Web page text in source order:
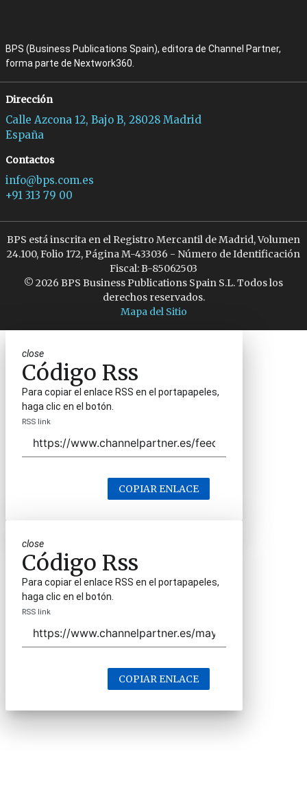
BPS (Business Publications Spain), editora de Channel Partner,
forma parte de Nextwork360.
Dirección
Calle Azcona 12, Bajo B, 28028 Madrid
España
Contactos
info@bps.com.es
+91 313 79 00
BPS está inscrita en el Registro Mercantil de Madrid, Volumen
24.100, Folio 172, Página M-433036 - Número de Identificación
Fiscal: B-85062503
© 2026 BPS Business Publications Spain S.L. Todos los
derechos reservados.
Mapa del Sitio
close
Código Rss
Para copiar el enlace RSS en el portapapeles,
haga clic en el botón.
RSS link
COPIAR ENLACE
close
Código Rss
Para copiar el enlace RSS en el portapapeles,
haga clic en el botón.
RSS link
COPIAR ENLACE